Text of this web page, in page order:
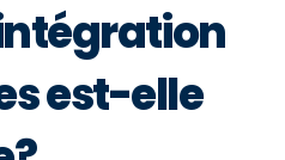
est-elle